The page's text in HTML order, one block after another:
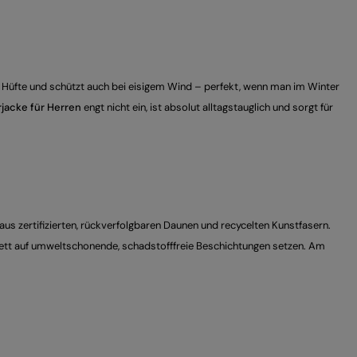
und schützt auch bei eisigem Wind – perfekt, wenn man im Winter
für Herren engt nicht ein, ist absolut alltagstauglich und sorgt für
zertifizierten, rückverfolgbaren Daunen und recycelten Kunstfasern.
auf umweltschonende, schadstofffreie Beschichtungen setzen. Am